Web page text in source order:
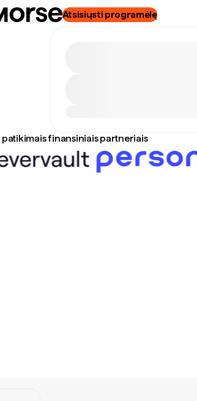
Atsisiųsti programėlę
patikimais finansiniais partneriais